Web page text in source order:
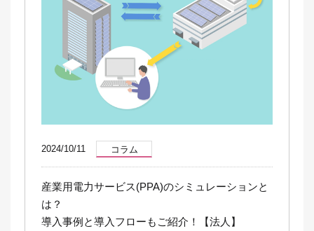
2024/10/11 コラム
産業用電力サービス(PPA)のシミュレーションと
は？
導入事例と導入フローもご紹介！【法人】